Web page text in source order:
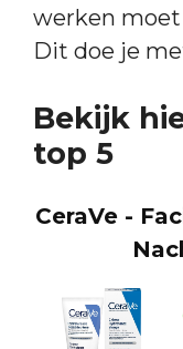
werken
Dit doe je
Bekijk
top 5
CeraVe -